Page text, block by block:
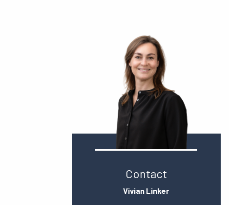
Contact
Vivian Linker